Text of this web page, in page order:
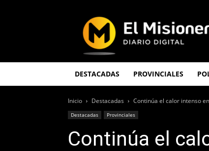
Misionero
DESTACADAS PROVINCIALES
Inicio Destacadas Continúa el calor intenso
Destacadas Provinciales
Continúa el